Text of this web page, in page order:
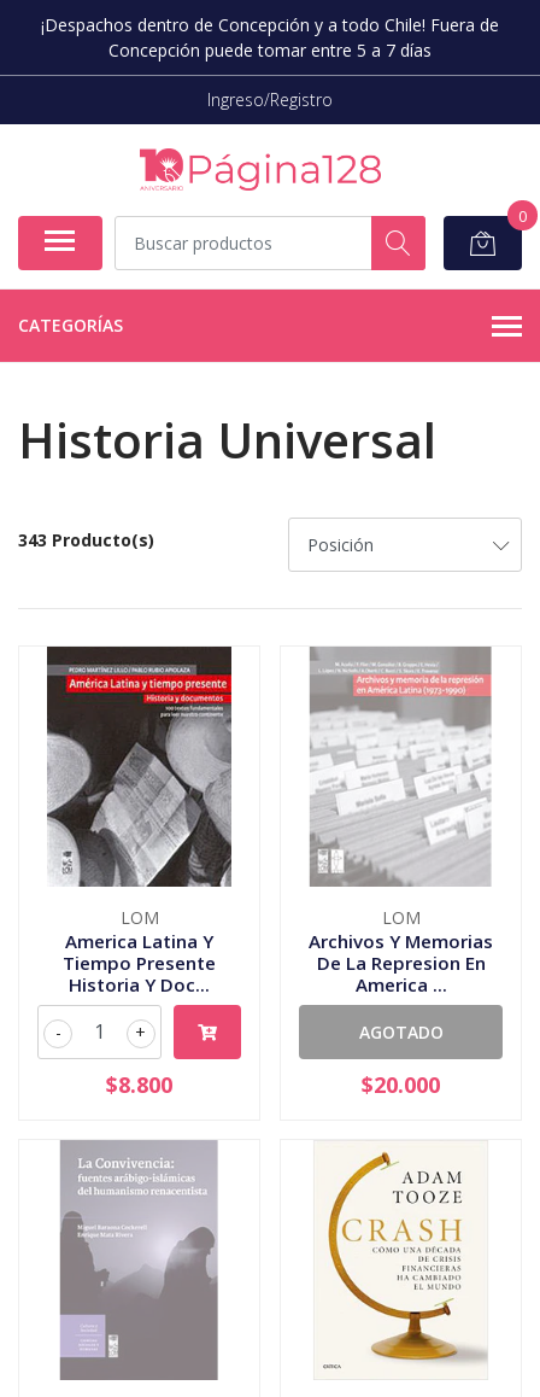
¡Despachos dentro de Concepción y a todo Chile! Fuera de
Concepción puede tomar entre 5 a 7 días
Ingreso/Registro
0
CATEGORÍAS
Historia Universal
343 Producto(s)
LOM
America Latina Y
Tiempo Presente
Historia Y Doc...
+
-
$8.800
LOM
Archivos Y Memorias
De La Represion En
America ...
AGOTADO
$20.000